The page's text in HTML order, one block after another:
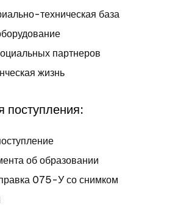
техническая база
партнеров
жизнь
поступления:
об образовании
075-У со снимком